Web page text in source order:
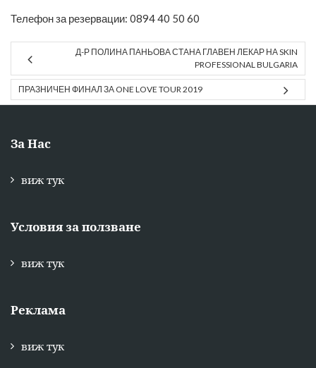
Телефон за резервации: 0894 40 50 60
Д-Р ПОЛИНА ПАНЬОВА СТАНА ГЛАВЕН ЛЕКАР НА SKIN
PROFESSIONAL BULGARIA
ПРАЗНИЧЕН ФИНАЛ ЗА ONE LOVE TOUR 2019
За Нас
виж тук
Условия за ползване
виж тук
Реклама
виж тук